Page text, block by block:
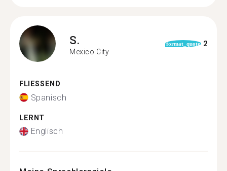
S.
Mexico City
format_quote 2
FLIESSEND
Spanisch
LERNT
Englisch